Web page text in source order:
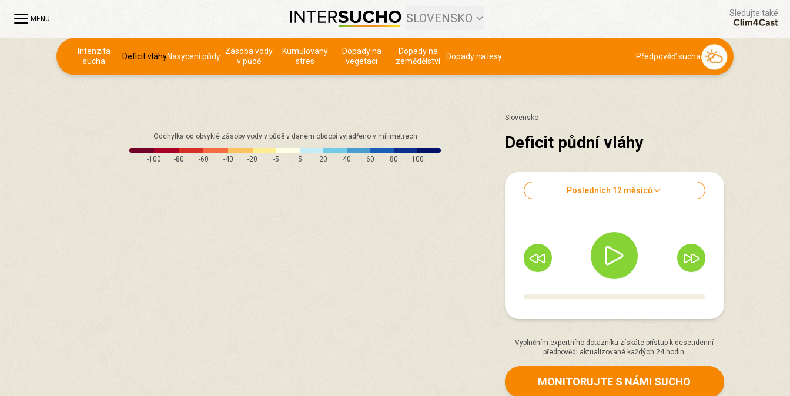
MENU SLOVENSKO Sledujte také
Intenzita
sucha
Deficit vláhyNasycení půdy
Zásoba vody
v půdě
Kumulovaný
stres
Dopady na
vegetaci
Dopady na
zemědělství
Dopady na lesy Předpověď sucha
Odchylka od obvyklé zásoby vody v půdě v daném období vyjádřeno v milimetrech
-100 -80 -60 -40 -20 -5 5 20 40 60 80 100
Slovensko
Deficit půdní vláhy
Posledních 12 měsíců
Vyplněním expertního dotazníku získáte přístup k desetidenní
předpovědi aktualizované každých 24 hodin.
MONITORUJTE S NÁMI SUCHO